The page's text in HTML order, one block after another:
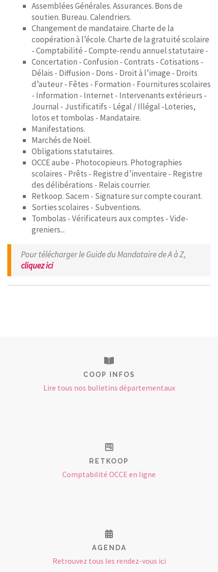
Assemblées Générales. Assurances. Bons de
soutien. Bureau. Calendriers.
Changement de mandataire. Charte de la
coopération à l’école. Charte de la gratuité scolaire
- Comptabilité - Compte-rendu annuel statutaire -
Concertation - Confusion - Contrats - Cotisations -
Délais - Diffusion - Dons - Droit à l’image - Droits
d’auteur - Fêtes - Formation - Fournitures scolaires
- Information - Internet - Intervenants extérieurs -
Journal - Justificatifs - Légal / Illégal -Loteries,
lotos et tombolas - Mandataire.
Manifestations.
Marchés de Noël.
Obligations statutaires.
OCCE aube - Photocopieurs. Photographies
scolaires - Prêts - Registre d’inventaire - Registre
des délibérations - Relais courrier.
Retkoop. Sacem - Signature sur compte courant.
Sorties scolaires - Subventions.
Tombolas - Vérificateurs aux comptes - Vide-
greniers...
Pour télécharger le Guide du Mandataire de A à Z,
cliquez ici
COOP INFOS
Lire tous nos bulletins départementaux
RETKOOP
Comptabilité OCCE en ligne
AGENDA
Retrouvez tous les rendez-vous ici